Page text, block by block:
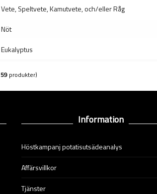
Vete, Speltvete, Kamutvete, och/eller Råg
Nöt
Eukalyptus
59 produkter)
Information
Höstkampanj potatisutsädeanalys
Affärsvillkor
Tjänster